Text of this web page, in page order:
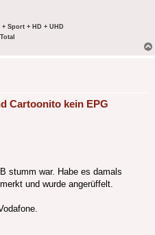
Sport + HD + UHD
Cartoonito kein EPG
stumm war. Habe es damals
und wurde angerüffelt.